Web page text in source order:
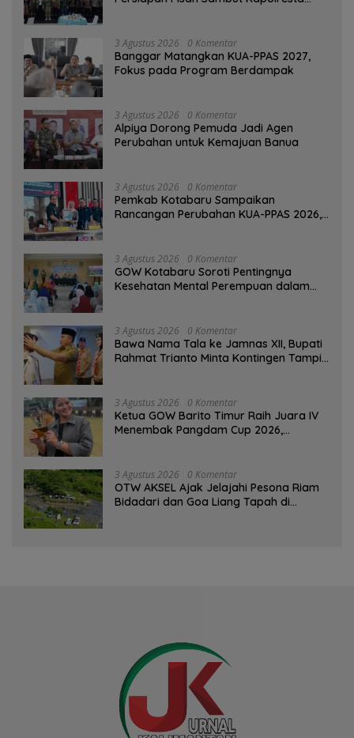
3 Agustus 2026 0 Komentar
‎Banggar Matangkan KUA-PPAS 2027,
Fokus pada Program Berdampak
3 Agustus 2026 0 Komentar
‎Alpiya Dorong Pemuda Jadi Agen
Perubahan untuk Kemajuan Banua ‎
3 Agustus 2026 0 Komentar
Pemkab Kotabaru Sampaikan
Rancangan Perubahan KUA-PPAS 2026,
3 Agustus 2026 0 Komentar
GOW Kotabaru Soroti Pentingnya
Kesehatan Mental Perempuan dalam
3 Agustus 2026 0 Komentar
Bawa Nama Tala ke Jamnas XII, Bupati
Rahmat Trianto Minta Kontingen Tampil
3 Agustus 2026 0 Komentar
Ketua GOW Barito Timur Raih Juara IV
Menembak Pangdam Cup 2026,
3 Agustus 2026 0 Komentar
OTW AKSEL Ajak Jelajahi Pesona Riam
Bidadari dan Goa Liang Tapah di